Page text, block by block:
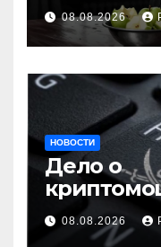
08.08.2026
НОВОСТИ
Дело о
08.08.2026